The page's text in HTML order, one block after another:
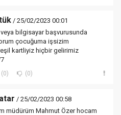
/ 25/02/2023 00:01
bilgisayar başvurusunda
çocuğuma işsizim
kartliyiz hiçbir gelirimiz
(0) (0)
/ 25/02/2023 00:58
müdürüm Mahmut Özer hocam